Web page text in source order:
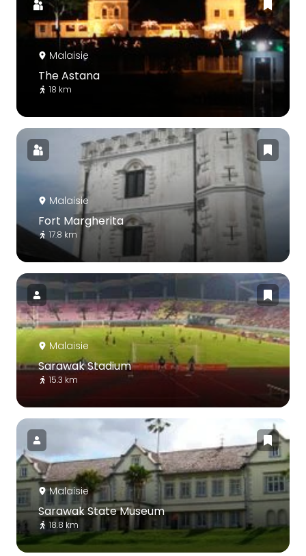
Malaisie
The Astana
18 km
Malaisie
Fort Margherita
17.8 km
Malaisie
Sarawak Stadium
15.3 km
Malaisie
Sarawak State Museum
18.8 km